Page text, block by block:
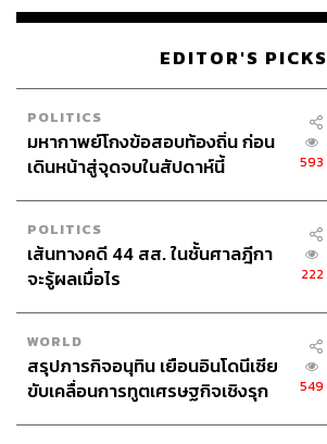
EDITOR'S PICKS
POLITICS
มหากาพย์โกงข้อสอบท้องถิ่น ก่อน
เดินหน้าสู่จุดจบในสัปดาห์นี้
593
POLITICS
เส้นทางคดี 44 สส. ในชั้นศาลฎีกา
จะรู้ผลเมื่อไร
222
WORLD
สรุปภารกิจอนุทิน เยือนอินโดนีเซีย
ขับเคลื่อนการทูตเศรษฐกิจเชิงรุก
549